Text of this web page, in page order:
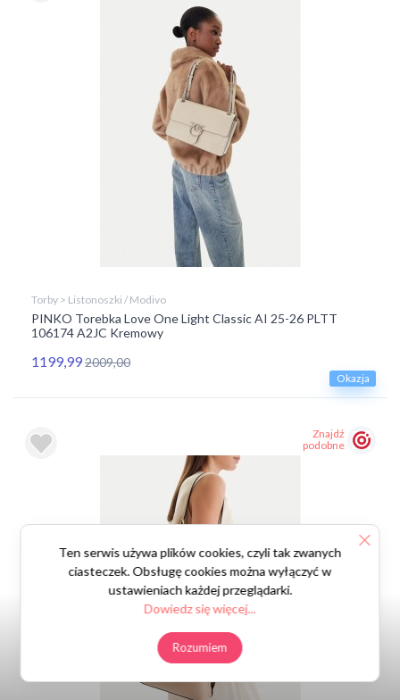
Okazja
Torby > Listonoszki / Modivo
PINKO Torebka Love One Light Classic AI 25-26 PLTT
106174 A2JC Kremowy
1199,992009,00
Znajdź
podobne
Ten serwis używa plików cookies, czyli tak zwanych
ciasteczek. Obsługę cookies można wyłączyć w
ustawieniach każdej przeglądarki.
Dowiedz się więcej...
Rozumiem